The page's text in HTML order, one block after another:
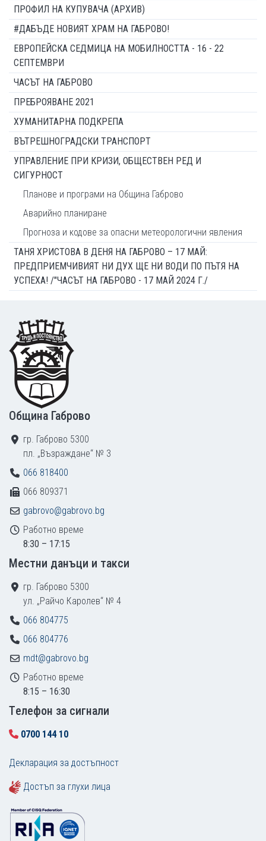
ПРОФИЛ НА КУПУВАЧА (АРХИВ)
#ДАБЪДЕ НОВИЯТ ХРАМ НА ГАБРОВО!
ЕВРОПЕЙСКА СЕДМИЦА НА МОБИЛНОСТТА - 16 - 22
СЕПТЕМВРИ
ЧАСЪТ НА ГАБРОВО
ПРЕБРОЯВАНЕ 2021
ХУМАНИТАРНА ПОДКРЕПА
ВЪТРЕШНОГРАДСКИ ТРАНСПОРТ
УПРАВЛЕНИЕ ПРИ КРИЗИ, ОБЩЕСТВЕН РЕД И
СИГУРНОСТ
Планове и програми на Община Габрово
Аварийно планиране
Прогноза и кодове за опасни метеорологични явления
ТАНЯ ХРИСТОВА В ДЕНЯ НА ГАБРОВО – 17 МАЙ:
ПРЕДПРИЕМЧИВИЯТ НИ ДУХ ЩЕ НИ ВОДИ ПО ПЪТЯ НА
УСПЕХА! /"ЧАСЪТ НА ГАБРОВО - 17 МАЙ 2024 Г./
Footer
Община Габрово
гр. Габрово 5300
пл. „Възраждане“ № 3
066 818400
066 809371
gabrovo@gabrovo.bg
Работно време
8:30 – 17:15
Местни данъци и такси
гр. Габрово 5300
ул. „Райчо Каролев“ № 4
066 804775
066 804776
mdt@gabrovo.bg
Работно време
8:15 – 16:30
Tелефон за сигнали
0700 144 10
Декларация за достъпност
Достъп за глухи лица